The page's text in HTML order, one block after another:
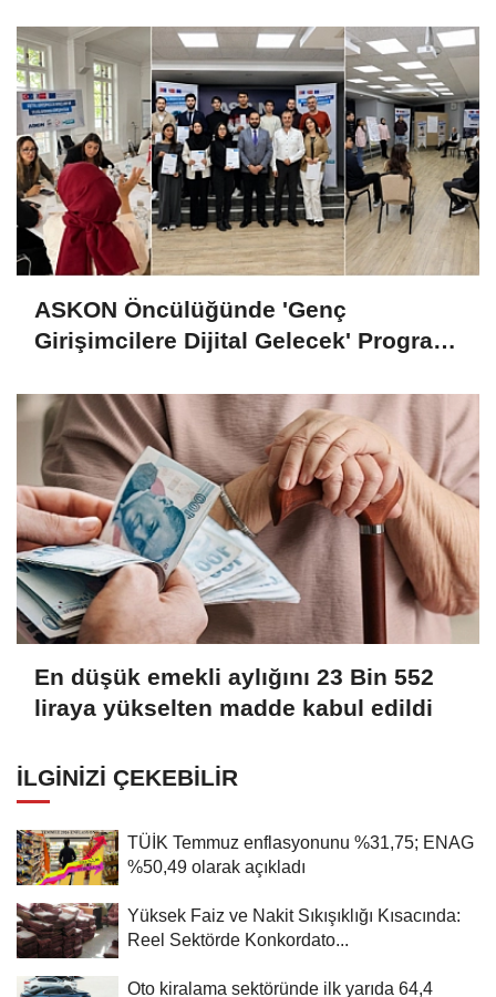
ASKON Öncülüğünde 'Genç
Girişimcilere Dijital Gelecek' Programı
En düşük emekli aylığını 23 Bin 552
liraya yükselten madde kabul edildi
İLGINIZI ÇEKEBILIR
TÜİK Temmuz enflasyonunu %31,75; ENAG
%50,49 olarak açıkladı
Yüksek Faiz ve Nakit Sıkışıklığı Kısacında:
Reel Sektörde Konkordato...
Oto kiralama sektöründe ilk yarıda 64,4